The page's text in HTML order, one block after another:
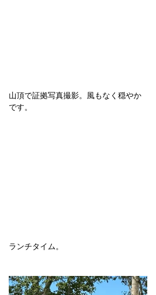
山頂で証拠写真撮影。風もなく穏やか
です。
ランチタイム。